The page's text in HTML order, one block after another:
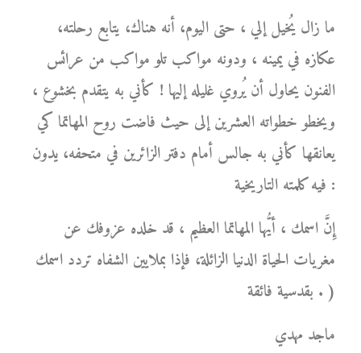
ما زال يُخيل إلي ، حتى اليوم، أنه هناك، يتابع رحلته،
عكازه في يمينه ، ودونه مواكب تلو مواكب من عرائس
الفنون يحاول أن يُروي غليله إليها ! كأني به يتقدم بخشوع ،
ويخطو خطواته العشرين إلى حيث فاضت روح المهاتما كي
يعانقها كأني به جالس أمام دفتر الزائرين في متحفه، يدون
فيه كلمته التاريخية :
إِنَّ اسمك ، أيُّها المهاتما العظيم ، قد خلده عزوفك عن
مغريات الحياة الدنيا الزائلة، فإذا بملايين الشفاه تردد اسمك
بقدسية فائقة . )
ماجد مهدي